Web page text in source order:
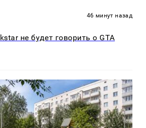
46 минут назад
не будет говорить о GTA